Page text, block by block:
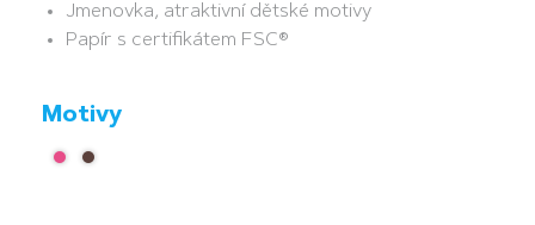
Jmenovka, atraktivní dětské motivy
Papír s certifikátem FSC®
Motivy